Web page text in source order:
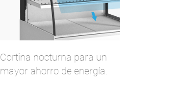
Cortina nocturna para un
mayor ahorro de energía.